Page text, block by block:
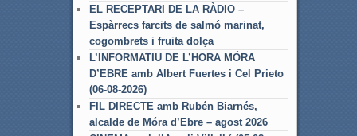
EL RECEPTARI DE LA RÀDIO –
Espàrrecs farcits de salmó marinat,
cogombrets i fruita dolça
L’INFORMATIU DE L’HORA MÓRA
D’EBRE amb Albert Fuertes i Cel Prieto
(06-08-2026)
FIL DIRECTE amb Rubén Biarnés,
alcalde de Móra d’Ebre – agost 2026